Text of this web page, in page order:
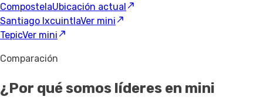
CompostelaUbicación actual
Santiago IxcuintlaVer mini
TepicVer mini
Comparación
¿Por qué somos líderes en mini